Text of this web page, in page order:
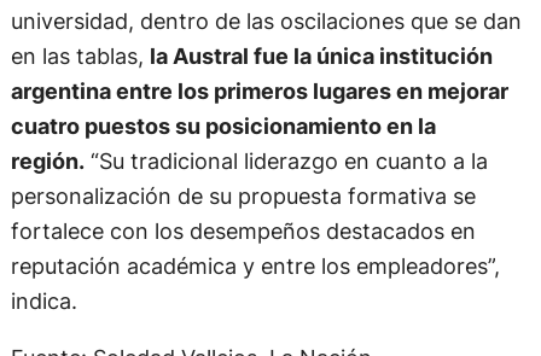
universidad, dentro de las oscilaciones que se dan
en las tablas, la Austral fue la única institución
argentina entre los primeros lugares en mejorar
cuatro puestos su posicionamiento en la
región.“Su tradicional liderazgo en cuanto a la
personalización de su propuesta formativa se
fortalece con los desempeños destacados en
reputación académica y entre los empleadores”,
indica.